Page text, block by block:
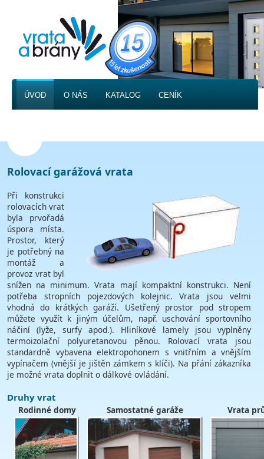
ÚVOD O NÁS KATALOG CENÍK
Rolovací garážová vrata
Při konstrukci
rolovacích vrat
byla prvořadá
úspora místa.
Prostor, který
je potřebný na
montáž a
provoz vrat byl
snížen na minimum. Vrata mají kompaktní konstrukci. Není
potřeba stropních pojezdových kolejnic. Vrata jsou velmi
vhodná do krátkých garáží. Ušetřený prostor pod stropem
můžete využít k jiným účelům, např. uschování sportovního
náčiní (lyže, surfy apod.). Hliníkové lamely jsou vyplněny
termoizolační polyuretanovou pěnou. Rolovací vrata jsou
standardně vybavena elektropohonem s vnitřním a vnějším
vypínačem (vnější je jištěn zámkem s klíči). Na přání zákazníka
je možné vrata doplnit o dálkové ovládání.
Druhy vrat
Rodinné domy Samostatné garáže Vrata